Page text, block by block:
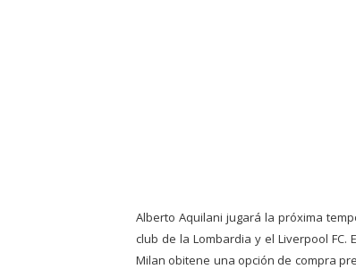
Alberto Aquilani jugará la próxima
club de la Lombardia y el Liverpool
Milan obitene una opción de compra